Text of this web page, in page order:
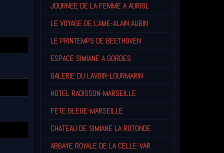
JOURNEE DE LA FEMME A AURIOL
LE VOYAGE DE L'AME-ALAIN AUBIN
LE PRINTEMPS DE BEETHOVEN
ESPACE SIMIANE A GORDES
GALERIE DU LAVOIR-LOURMARIN
HOTEL RADISSON-MARSEILLE
FETE BLEUE-MARSEILLE
CHATEAU DE SIMIANE LA ROTONDE
ABBAYE ROYALE DE LA CELLE-VAR